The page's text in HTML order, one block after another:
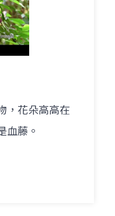
，花朵高高在
血藤。